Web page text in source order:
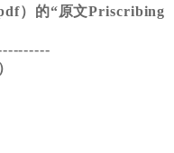
）的“原文Priscribing